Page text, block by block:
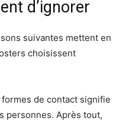
d’ignorer
suivantes mettent en
choisissent
de contact signifie
personnes. Après tout,